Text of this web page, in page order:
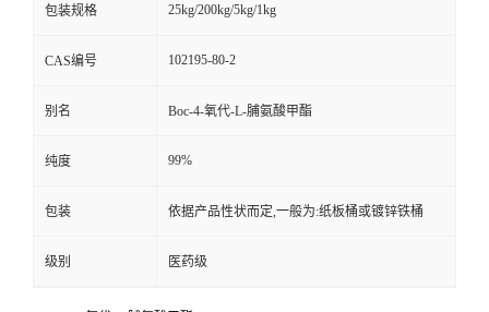
包装规格 25kg/200kg/5kg/1kg
CAS编号 102195-80-2
别名 Boc-4-氧代-L-脯氨酸甲酯
纯度 99%
包装 依据产品性状而定,一般为:纸板桶或镀锌铁桶
级别 医药级